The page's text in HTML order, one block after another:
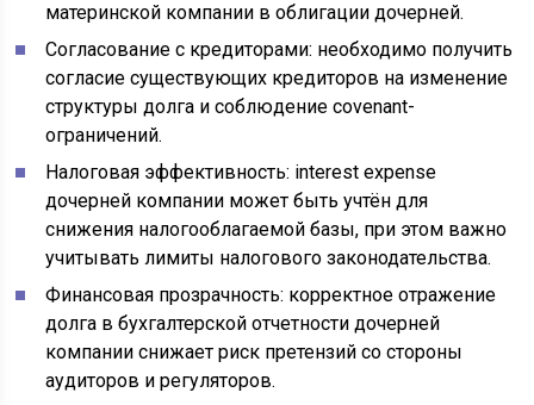
материнской компании в облигации дочерней.
Согласование с кредиторами: необходимо получить
согласие существующих кредиторов на изменение
структуры долга и соблюдение covenant-
ограничений.
Налоговая эффективность: interest expense
дочерней компании может быть учтён для
снижения налогооблагаемой базы, при этом важно
учитывать лимиты налогового законодательства.
Финансовая прозрачность: корректное отражение
долга в бухгалтерской отчетности дочерней
компании снижает риск претензий со стороны
аудиторов и регуляторов.